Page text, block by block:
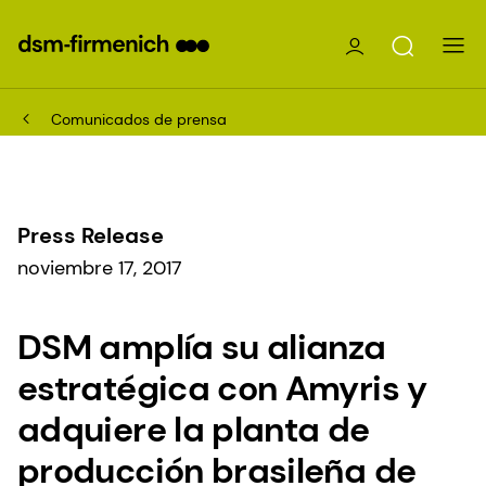
Comunicados de prensa
Press Release
noviembre 17, 2017
DSM amplía su alianza
estratégica con Amyris y
adquiere la planta de
producción brasileña de